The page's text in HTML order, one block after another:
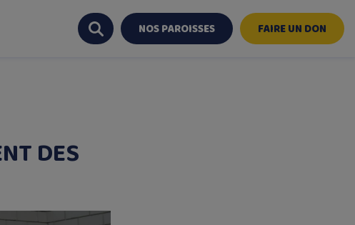
NOS PAROISSES FAIRE UN DON
DES